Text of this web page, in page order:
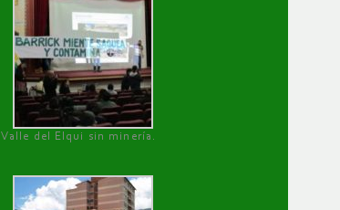
Valle del Elqui sin minería.